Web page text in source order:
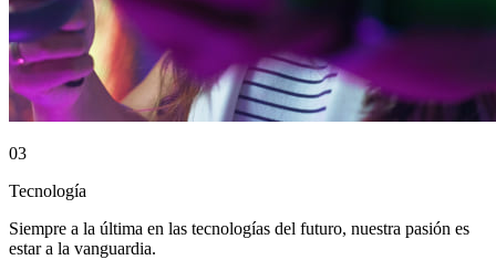
03
Tecnología
Siempre a la última en las tecnologías del futuro, nuestra pasión es
estar a la vanguardia.